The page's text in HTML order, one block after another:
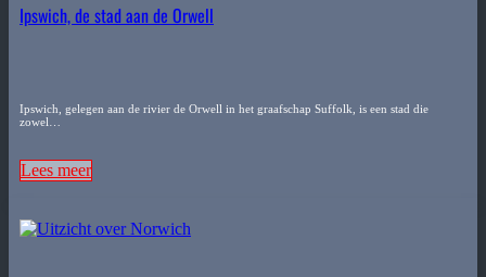
Ipswich, de stad aan de Orwell
Ipswich, gelegen aan de rivier de Orwell in het graafschap Suffolk, is een stad die
zowel…
Lees meer